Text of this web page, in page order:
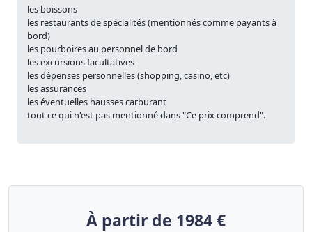
les boissons
les restaurants de spécialités (mentionnés comme payants à
bord)
les pourboires au personnel de bord
les excursions facultatives
les dépenses personnelles (shopping, casino, etc)
les assurances
les éventuelles hausses carburant
tout ce qui n'est pas mentionné dans "Ce prix comprend".
À partir de 1984 €